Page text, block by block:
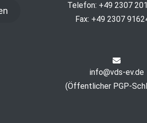
Telefon: +49 2307
Fax: +49 2307
info@vds-ev.de
(Öffentlicher PGP-